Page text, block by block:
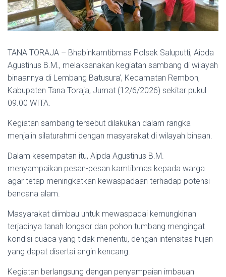
TANA TORAJA – Bhabinkamtibmas Polsek Saluputti, Aipda
Agustinus B.M., melaksanakan kegiatan sambang di wilayah
binaannya di Lembang Batusura’, Kecamatan Rembon,
Kabupaten Tana Toraja, Jumat (12/6/2026) sekitar pukul
09.00 WITA.
Kegiatan sambang tersebut dilakukan dalam rangka
menjalin silaturahmi dengan masyarakat di wilayah binaan.
Dalam kesempatan itu, Aipda Agustinus B.M.
menyampaikan pesan-pesan kamtibmas kepada warga
agar tetap meningkatkan kewaspadaan terhadap potensi
bencana alam.
Masyarakat diimbau untuk mewaspadai kemungkinan
terjadinya tanah longsor dan pohon tumbang mengingat
kondisi cuaca yang tidak menentu, dengan intensitas hujan
yang dapat disertai angin kencang.
Kegiatan berlangsung dengan penyampaian imbauan